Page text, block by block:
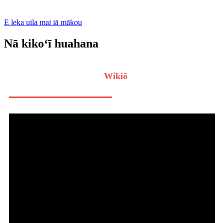
E leka uila mai iā mākou
Nā kikoʻī huahana
Wikiō